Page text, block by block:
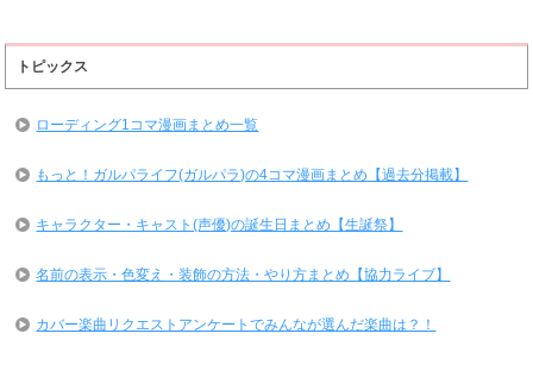
トピックス
ローディング1コマ漫画まとめ一覧
もっと！ガルパライフ(ガルパラ)の4コマ漫画まとめ【過去分掲載】
キャラクター・キャスト(声優)の誕生日まとめ【生誕祭】
名前の表示・色変え・装飾の方法・やり方まとめ【協力ライブ】
カバー楽曲リクエストアンケートでみんなが選んだ楽曲は？！